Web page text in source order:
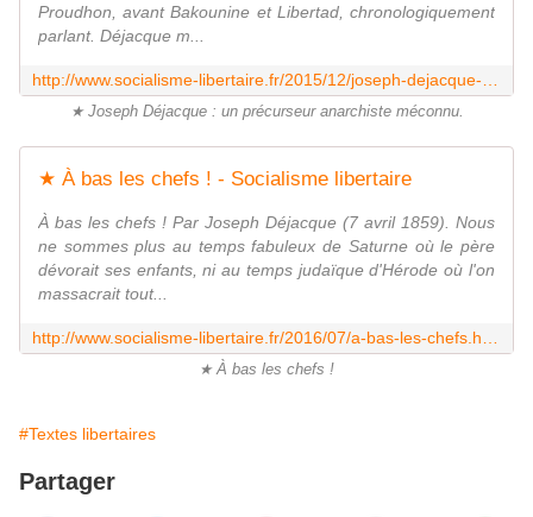
Proudhon, avant Bakounine et Libertad, chronologiquement
parlant. Déjacque m...
★ Joseph Déjacque : un précurseur anarchiste méconnu.
★ À bas les chefs ! - Socialisme libertaire
À bas les chefs ! Par Joseph Déjacque (7 avril 1859). Nous
ne sommes plus au temps fabuleux de Saturne où le père
dévorait ses enfants, ni au temps judaïque d'Hérode où l'on
massacrait tout...
★ À bas les chefs !
#Textes libertaires
Partager